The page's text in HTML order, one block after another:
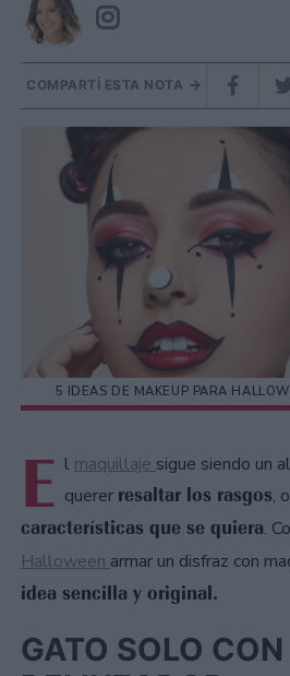
COMPARTÍ ESTA NOTA
5 IDEAS DE MAKEUP PARA
E l maquillaje sigue siendo un
querer resaltar los rasgos, o
características que se quiera.
Halloween armar un disfraz con
idea sencilla y original.
GATO SOLO CON